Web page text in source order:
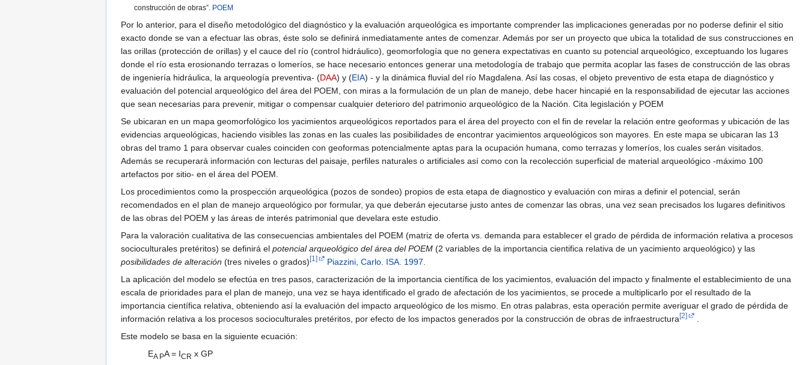
construcción de obras”. POEM
Por lo anterior, para el diseño metodológico del diagnóstico y la evaluación arqueológica es importante comprender las implicaciones generadas por no poderse definir el sitio
exacto donde se van a efectuar las obras, éste solo se definirá inmediatamente antes de comenzar. Además por ser un proyecto que ubica la totalidad de sus construcciones en
las orillas (protección de orillas) y el cauce del río (control hidráulico), geomorfología que no genera expectativas en cuanto su potencial arqueológico, exceptuando los lugares
donde el río esta erosionando terrazas o lomeríos, se hace necesario entonces generar una metodología de trabajo que permita acoplar las fases de construcción de las obras
de ingeniería hidráulica, la arqueología preventiva- (DAA) y (EIA) - y la dinámica fluvial del río Magdalena. Así las cosas, el objeto preventivo de esta etapa de diagnóstico y
evaluación del potencial arqueológico del área del POEM, con miras a la formulación de un plan de manejo, debe hacer hincapié en la responsabilidad de ejecutar las acciones
que sean necesarias para prevenir, mitigar o compensar cualquier deterioro del patrimonio arqueológico de la Nación. Cita legislación y POEM
Se ubicaran en un mapa geomorfológico los yacimientos arqueológicos reportados para el área del proyecto con el fin de revelar la relación entre geoformas y ubicación de las
evidencias arqueológicas, haciendo visibles las zonas en las cuales las posibilidades de encontrar yacimientos arqueológicos son mayores. En este mapa se ubicaran las 13
obras del tramo 1 para observar cuales coinciden con geoformas potencialmente aptas para la ocupación humana, como terrazas y lomeríos, los cuales serán visitados.
Además se recuperará información con lecturas del paisaje, perfiles naturales o artificiales así como con la recolección superficial de material arqueológico -máximo 100
artefactos por sitio- en el área del POEM.
Los procedimientos como la prospección arqueológica (pozos de sondeo) propios de esta etapa de diagnostico y evaluación con miras a definir el potencial, serán
recomendados en el plan de manejo arqueológico por formular, ya que deberán ejecutarse justo antes de comenzar las obras, una vez sean precisados los lugares definitivos
de las obras del POEM y las áreas de interés patrimonial que develara este estudio.
Para la valoración cualitativa de las consecuencias ambientales del POEM (matriz de oferta vs. demanda para establecer el grado de pérdida de información relativa a procesos
socioculturales pretéritos) se definirá el potencial arqueológico del área del POEM (2 variables de la importancia cientifica relativa de un yacimiento arqueológico) y las
posibilidades de alteración (tres niveles o grados)[1] Piazzini, Carlo. ISA. 1997
La aplicación del modelo se efectúa en tres pasos, caracterización de la importancia científica de los yacimientos, evaluación del impacto y finalmente el establecimiento de una
escala de prioridades para el plan de manejo, una vez se haya identificado el grado de afectación de los yacimientos, se procede a multiplicarlo por el resultado de la
importancia científica relativa, obteniendo así la evaluación del impacto arqueológico de los mismo. En otras palabras, esta operación permite averiguar el grado de pérdida de
información relativa a los procesos socioculturales pretéritos, por efecto de los impactos generados por la construcción de obras de infraestructura[2]
Este modelo se basa en la siguiente ecuación:
EA PA = ICR x GP